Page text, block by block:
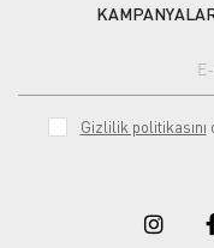
Gizlilik politikasını